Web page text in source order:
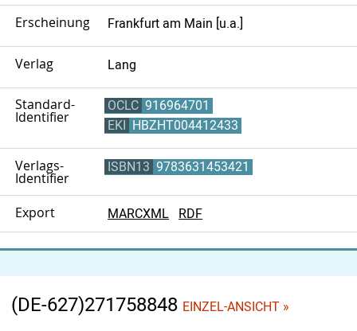
ErscheinungsortFrankfurt am Main [u.a.]
Verlag Lang
Standard-
Identifier
OCLC 916964701
EKI
HBZHT004412433
Verlags-
Identifier
ISBN13 9783631453421
Export MARCXML RDF
(DE-627)271758848 EINZEL-ANSICHT »